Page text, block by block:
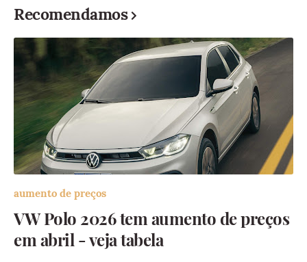
Recomendamos
aumento de preços
VW Polo 2026 tem aumento de preços
em abril - veja tabela